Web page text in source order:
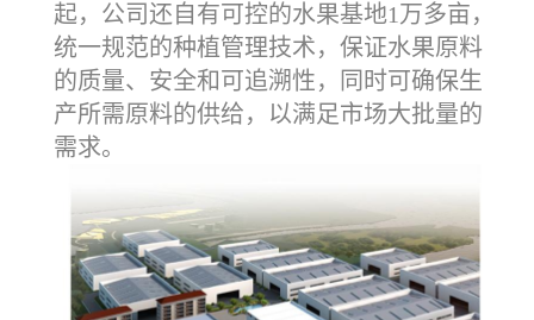
起，公司还自有可控的水果基地1万多亩，
统一规范的种植管理技术，保证水果原料
的质量、安全和可追溯性，同时可确保生
产所需原料的供给，以满足市场大批量的
需求。